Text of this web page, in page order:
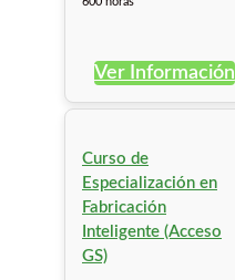
Ver Información
Curso de
Especialización en
Fabricación
Inteligente (Acceso
GS)